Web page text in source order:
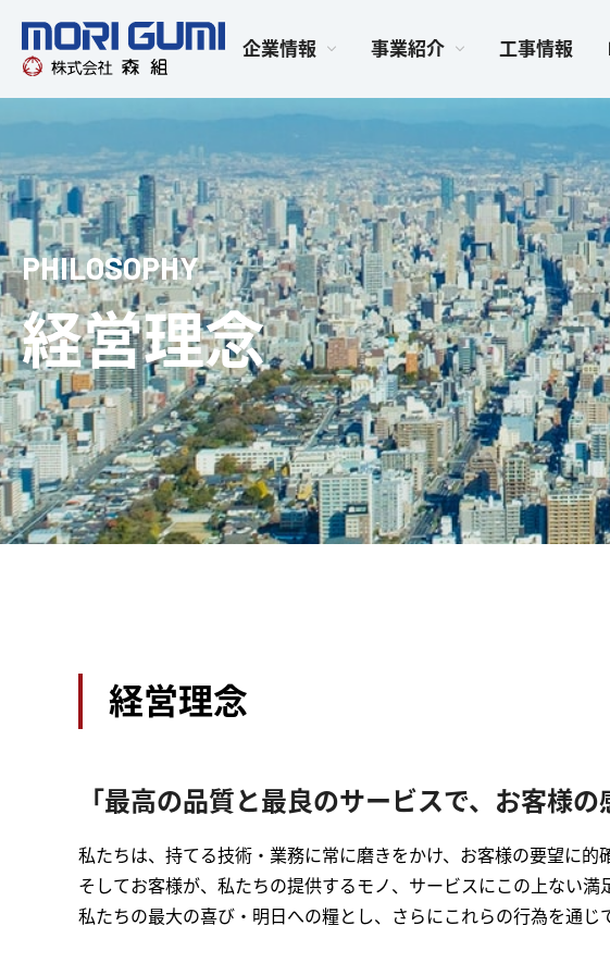
企業情報 事業紹介 工事情報
PHILOSOPHY
経営理念
経営理念
「最高の品質と最良のサービスで、お客様の
私たちは、持てる技術・業務に常に磨きをかけ、お客様の要望に的
そしてお客様が、私たちの提供するモノ、サービスにこの上ない満
私たちの最大の喜び・明日への糧とし、さらにこれらの行為を通じ